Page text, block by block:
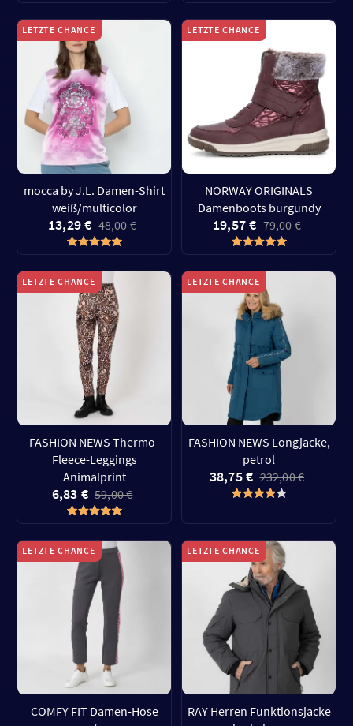
LETZTE CHANCE
mocca by J.L. Damen-Shirt
weiß/multicolor
13,29 € 48,00 €
LETZTE CHANCE
NORWAY ORIGINALS
Damenboots burgundy
19,57 € 79,00 €
LETZTE CHANCE
FASHION NEWS Thermo-
Fleece-Leggings
Animalprint
6,83 € 59,00 €
LETZTE CHANCE
FASHION NEWS Longjacke,
petrol
38,75 € 232,00 €
LETZTE CHANCE
COMFY FIT Damen-Hose
LETZTE CHANCE
RAY Herren Funktionsjacke